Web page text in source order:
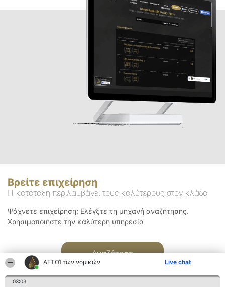
ΑΕΤΟΊ των νομικών Live chat
03:03
Βρείτε επιχείρηση
Η κατάταξη περιλαμβάνει τους καλύτερους στον κλάδο
Ψάχνετε επιχείρηση; Ελέγξτε τη μηχανή αναζήτησης.
Χρησιμοποιήστε την καλύτερη υπηρεσία
Αναζήτηση